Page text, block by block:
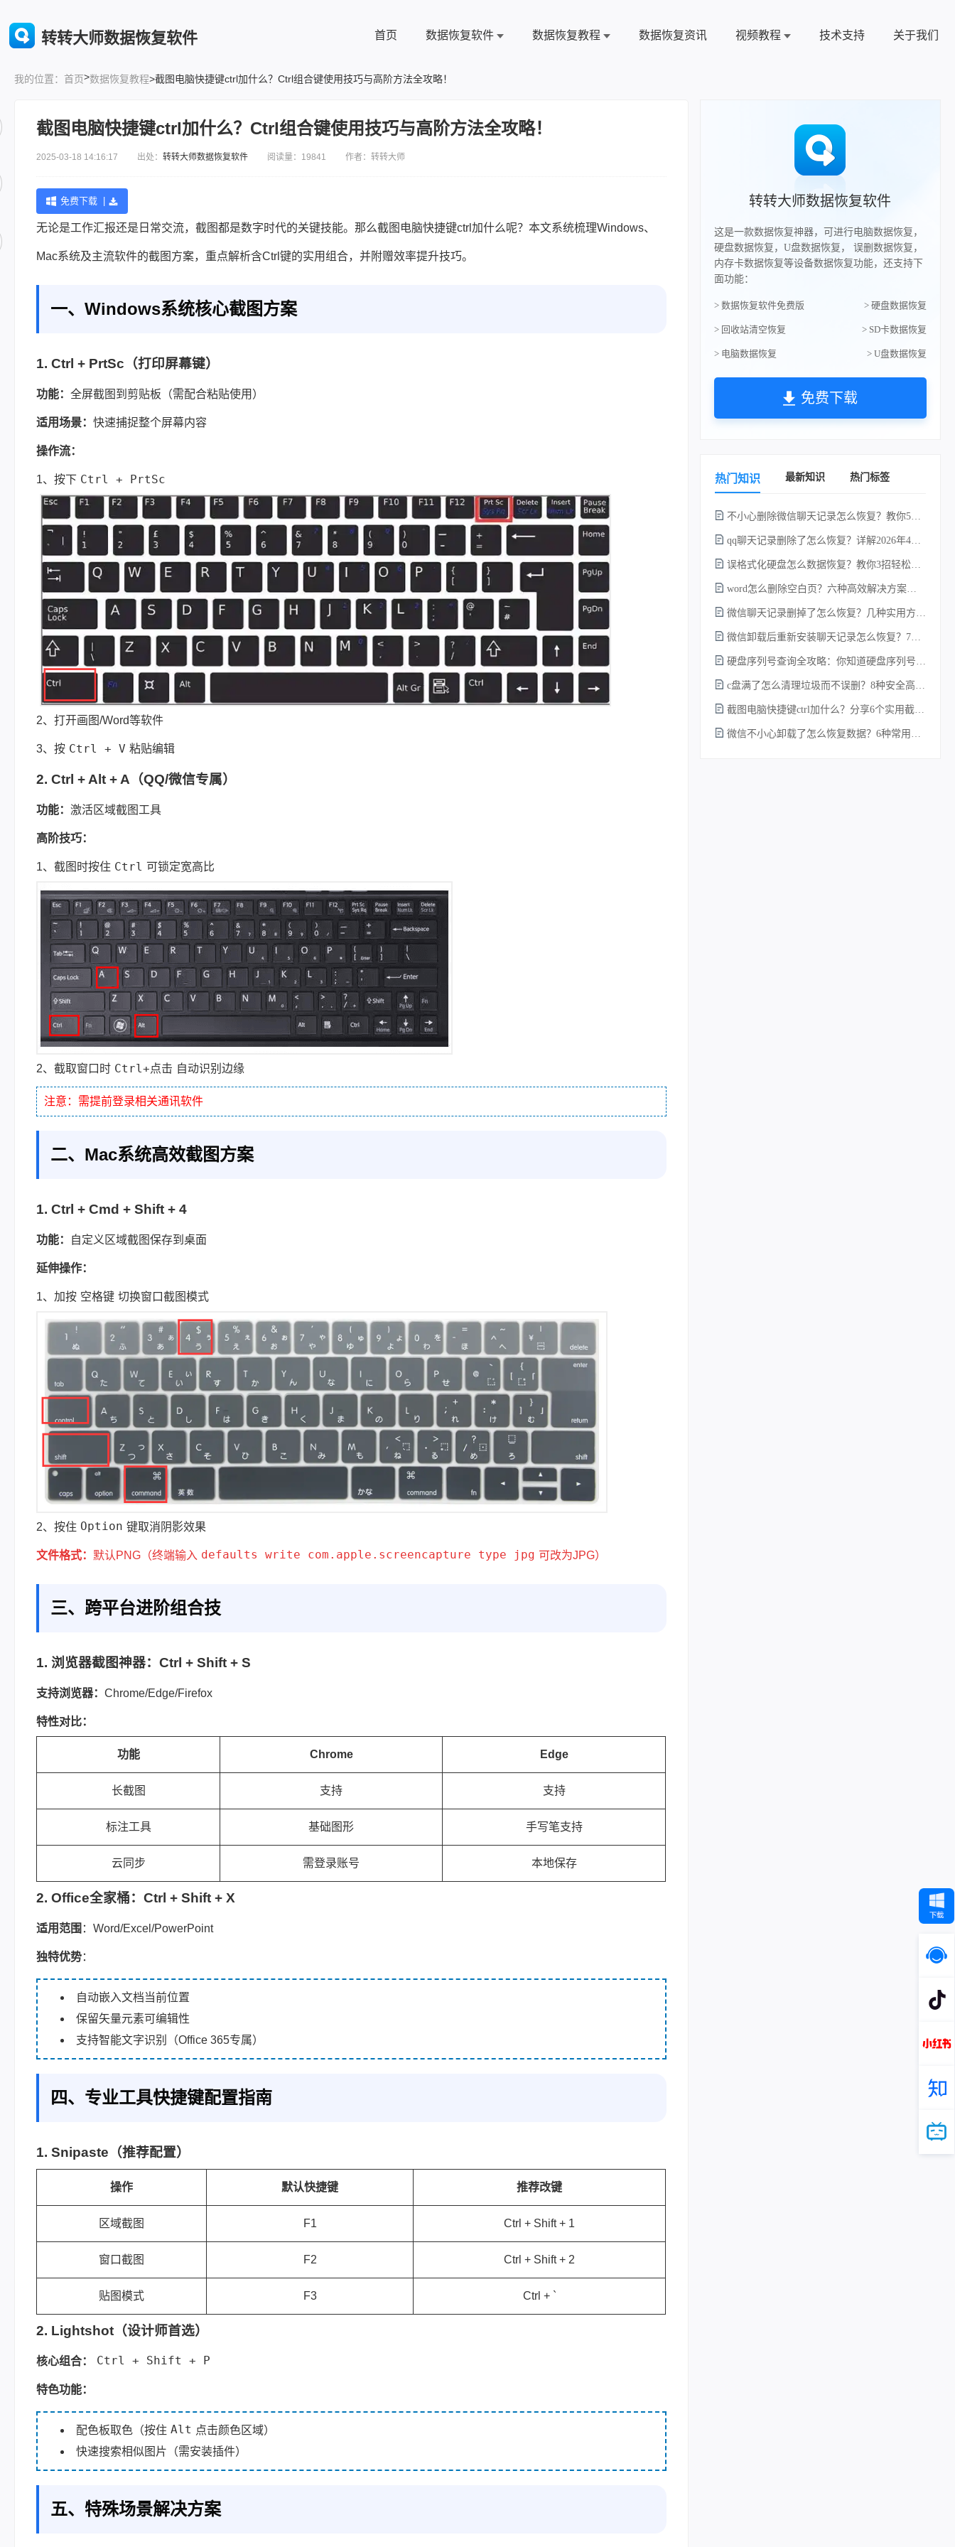
转转大师数据恢复软件 首页 数据恢复软件 数据恢复教程 数据恢复资讯 视频教程 技术支持 关于我们
我的位置： 首页>数据恢复教程>截图电脑快捷键ctrl加什么？Ctrl组合键使用技巧与高阶方法全攻略！
截图电脑快捷键ctrl加什么？Ctrl组合键使用技巧与高阶方法全攻略！
2025-03-18 14:16:17 出处： 转转大师数据恢复软件 阅读量：19841 作者：转转大师
免费下载 |
无论是工作汇报还是日常交流，截图都是数字时代的关键技能。那么截图电脑快捷键ctrl加什么呢？本文系统梳理Windows、
Mac系统及主流软件的截图方案，重点解析含Ctrl键的实用组合，并附赠效率提升技巧。
一、Windows系统核心截图方案
1. Ctrl + PrtSc（打印屏幕键）
功能： 全屏截图到剪贴板（需配合粘贴使用）
适用场景： 快速捕捉整个屏幕内容
操作流：
1、按下 Ctrl + PrtSc
2、打开画图/Word等软件
3、按 Ctrl + V 粘贴编辑
2. Ctrl + Alt + A（QQ/微信专属）
功能： 激活区域截图工具
高阶技巧：
1、截图时按住 Ctrl 可锁定宽高比
2、截取窗口时 Ctrl+点击 自动识别边缘
注意：需提前登录相关通讯软件
二、Mac系统高效截图方案
1. Ctrl + Cmd + Shift + 4
功能： 自定义区域截图保存到桌面
延伸操作：
1、加按 空格键 切换窗口截图模式
2、按住 Option 键取消阴影效果
文件格式： 默认PNG（终端输入 defaults write com.apple.screencapture type jpg 可改为JPG）
三、跨平台进阶组合技
1. 浏览器截图神器：Ctrl + Shift + S
支持浏览器： Chrome/Edge/Firefox
特性对比：
功能 Chrome Edge
长截图 支持 支持
标注工具 基础图形 手写笔支持
云同步 需登录账号 本地保存
2. Office全家桶：Ctrl + Shift + X
适用范围 ：Word/Excel/PowerPoint
独特优势：
自动嵌入文档当前位置
保留矢量元素可编辑性
支持智能文字识别（Office 365专属）
四、专业工具快捷键配置指南
1. Snipaste（推荐配置）
操作 默认快捷键 推荐改键
区域截图 F1 Ctrl + Shift + 1
窗口截图 F2 Ctrl + Shift + 2
贴图模式 F3 Ctrl + `
2. Lightshot（设计师首选）
核心组合： Ctrl + Shift + P
特色功能：
配色板取色（按住 Alt 点击颜色区域）
快速搜索相似图片（需安装插件）
五、特殊场景解决方案
转转大师数据恢复软件
这是一款数据恢复神器，可进行电脑数据恢复，
硬盘数据恢复，U盘数据恢复， 误删数据恢复，
内存卡数据恢复等设备数据恢复功能，还支持下
面功能：
> 数据恢复软件免费版 > 硬盘数据恢复
> 回收站清空恢复 > SD卡数据恢复
> 电脑数据恢复 > U盘数据恢复
免费下载
热门知识 最新知识 热门标签
不小心删除微信聊天记录怎么恢复？教你5种简单找回的方法！
qq聊天记录删除了怎么恢复？详解2026年4种常用有效的方法（支持.db数据库提取）
误格式化硬盘怎么数据恢复？教你3招轻松恢复！
word怎么删除空白页？六种高效解决方案（2026年最新实操指南）！
微信聊天记录删掉了怎么恢复？几种实用方法详解！
微信卸载后重新安装聊天记录怎么恢复？7种实测有效的恢复方案详解！
硬盘序列号查询全攻略：你知道硬盘序列号怎么查吗？
c盘满了怎么清理垃圾而不误删？8种安全高效的方法详解+误删恢复指南！
截图电脑快捷键ctrl加什么？分享6个实用截图方法！
微信不小心卸载了怎么恢复数据？6种常用方法详解！